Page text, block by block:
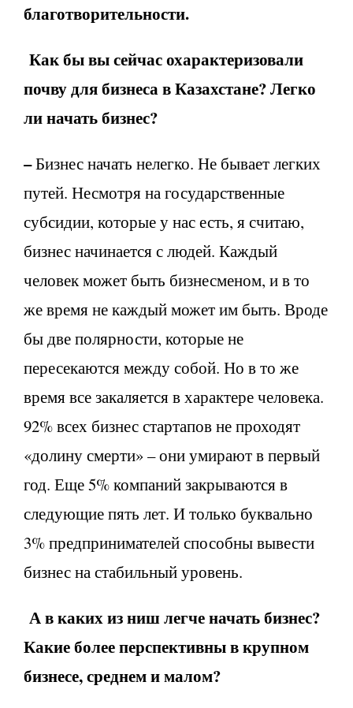
благотворительности.
Как бы вы сейчас охарактеризовали
почву для бизнеса в Казахстане? Легко
ли начать бизнес?
–Бизнес начать нелегко. Не бывает легких
путей. Несмотря на государственные
субсидии, которые у нас есть, я считаю,
бизнес начинается с людей. Каждый
человек может быть бизнесменом, и в то
же время не каждый может им быть. Вроде
бы две полярности, которые не
пересекаются между собой. Но в то же
время все закаляется в характере человека.
92% всех бизнес стартапов не проходят
«долину смерти» – они умирают в первый
год. Еще 5% компаний закрываются в
следующие пять лет. И только буквально
3% предпринимателей способны вывести
бизнес на стабильный уровень.
А в каких из ниш легче начать бизнес?
Какие более перспективны в крупном
бизнесе, среднем и малом?